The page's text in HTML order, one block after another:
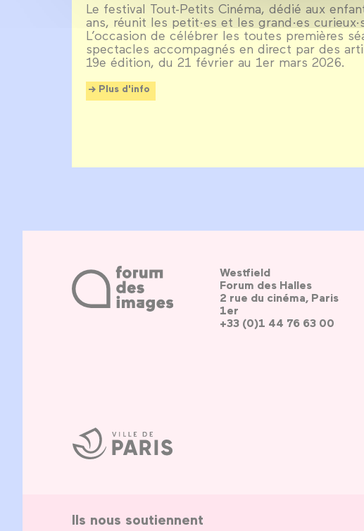
Le festival Tout-Petits Cinéma, dédié aux
ans, réunit les petit·es et les grand·es
L’occasion de célébrer les toutes premières
spectacles accompagnés en direct par des
19e édition, du 21 février au 1er mars 2026.
Plus d'info
Ville
de
Paris
Westfield
Forum des Halles
2 rue du cinéma, Paris
1er
+33 (0)1 44 76 63 00
Ils nous soutiennent